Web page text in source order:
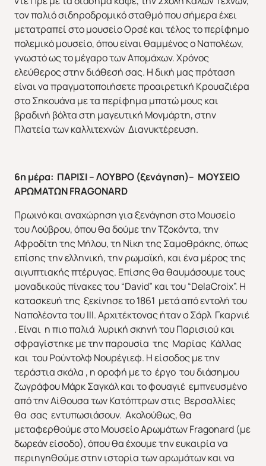
τον παλιό σιδηροδρομικό σταθμό που σήμερα έχει
μετατραπεί στο μουσείο Ορσέ και τέλος το περίφημο
πολεμικό μουσείο, όπου είναι θαμμένος ο Ναπολέων,
γνωστό ως το μέγαρο των Απομάχων. Χρόνος
ελεύθερος στην διάθεσή σας. H δική μας πρόταση
είναι να πραγματοποιήσετε προαιρετική Κρουαζιέρα
στο Σηκουάνα με τα περίφημα μπατώ μους και
βραδινή βόλτα στη μαγευτική Μονμάρτη, στην
Πλατεία των καλλιτεχνών Διανυκτέρευση.
6η μέρα: ΠΑΡΙΣΙ – ΛΟΥΒΡΟ (ξενάγηση)– ΜΟΥΣΕΙΟ
ΑΡΩΜΑΤΩΝFRAGONARD
Πρωινό και αναχώρηση για ξενάγηση στο Μουσείο
του Λούβρου, όπου θα δούμε την Τζοκόντα, την
Αφροδίτη της Μήλου, τη Νίκη της Σαμοθράκης, όπως
επίσης την ελληνική, την ρωμαϊκή, και ένα μέρος της
αιγυπτιακής πτέρυγας. Επίσης θα θαυμάσουμε τους
μοναδικούς πίνακες του “David” και του “DelaCroix”. Η
κατασκευή της ξεκίνησε το 1861 μετά από εντολή του
Ναπολέοντα του ΙΙΙ. Αρχιτέκτονας ήταν ο Σάρλ Γκαρνιέ
. Είναι η πιο παλιά λυρική σκηνή του Παρισιού και
σφραγίστηκε με την παρουσία της Μαρίας Κάλλας
και του Ρούντολφ Νουρέγιεφ. Η είσοδος με την
τεράστια σκάλα , η οροφή με το έργο του διάσημου
ζωγράφου Μάρκ Σαγκάλ και το φουαγιέ εμπνευσμένο
από την Αίθουσα των Κατόπτρων στις Βερσαλλίες
θα σας εντυπωσιάσουν. Ακολούθως, θα
μεταφερθούμε στο Μουσείο Αρωμάτων Fragonard (με
δωρεάν είσοδο), όπου θα έχουμε την ευκαιρία να
περιηγηθούμε στην ιστορία των αρωμάτων και να